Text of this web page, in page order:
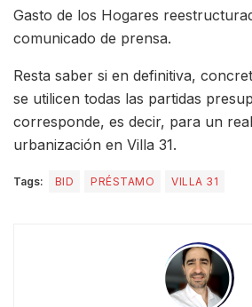
Gasto de los Hogares
comunicado de prensa.
Resta saber si en definitiva,
se utilicen todas las partidas
corresponde, es decir, para un
urbanización en Villa 31.
Tags: BID PRÉSTAMO VILLA 31